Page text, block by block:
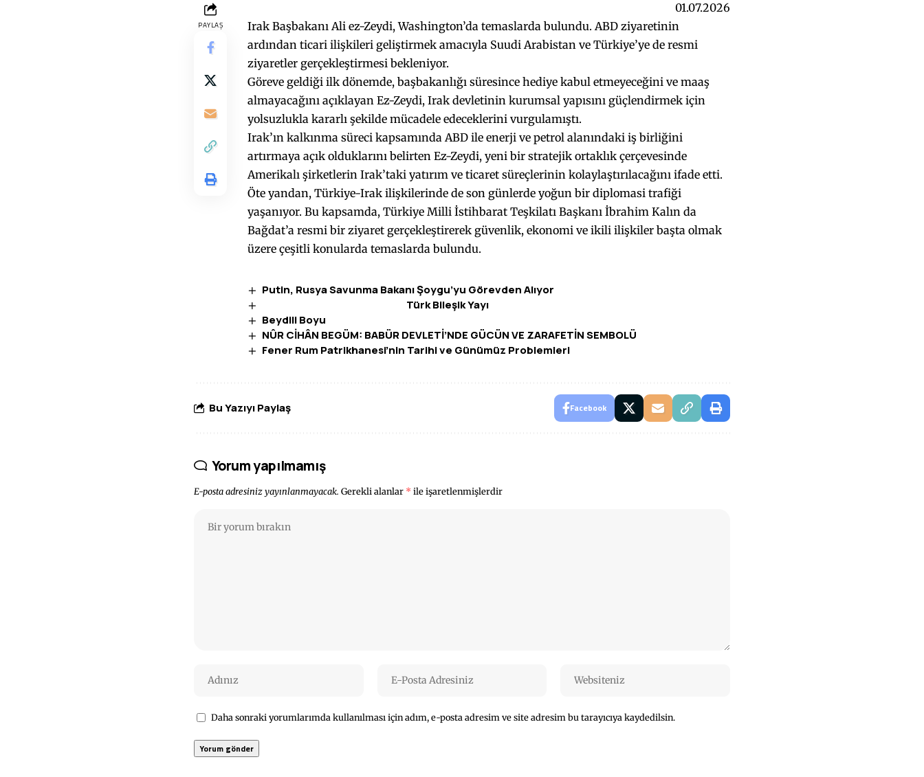
PAYLAŞ
01.07.2026
Irak Başbakanı Ali ez-Zeydi, Washington’da temaslarda bulundu. ABD ziyaretinin
ardından ticari ilişkileri geliştirmek amacıyla Suudi Arabistan ve Türkiye’ye de resmi
ziyaretler gerçekleştirmesi bekleniyor.
Göreve geldiği ilk dönemde, başbakanlığı süresince hediye kabul etmeyeceğini ve maaş
almayacağını açıklayan Ez-Zeydi, Irak devletinin kurumsal yapısını güçlendirmek için
yolsuzlukla kararlı şekilde mücadele edeceklerini vurgulamıştı.
Irak’ın kalkınma süreci kapsamında ABD ile enerji ve petrol alanındaki iş birliğini
artırmaya açık olduklarını belirten Ez-Zeydi, yeni bir stratejik ortaklık çerçevesinde
Amerikalı şirketlerin Irak’taki yatırım ve ticaret süreçlerinin kolaylaştırılacağını ifade etti.
Öte yandan, Türkiye-Irak ilişkilerinde de son günlerde yoğun bir diplomasi trafiği
yaşanıyor. Bu kapsamda, Türkiye Milli İstihbarat Teşkilatı Başkanı İbrahim Kalın da
Bağdat’a resmi bir ziyaret gerçekleştirerek güvenlik, ekonomi ve ikili ilişkiler başta olmak
üzere çeşitli konularda temaslarda bulundu.
Putin, Rusya Savunma Bakanı Şoygu’yu Görevden Alıyor
Türk Bileşik Yayı
Beydili Boyu
NÛR CİHÂN BEGÜM: BABÜR DEVLETİ’NDE GÜCÜN VE ZARAFETİN SEMBOLÜ
Fener Rum Patrikhanesi’nin Tarihi ve Günümüz Problemleri
Bu Yazıyı Paylaş Facebook
Yorum yapılmamış
E-posta adresiniz yayınlanmayacak. Gerekli alanlar * ile işaretlenmişlerdir
Daha sonraki yorumlarımda kullanılması için adım, e-posta adresim ve site adresim bu tarayıcıya kaydedilsin.